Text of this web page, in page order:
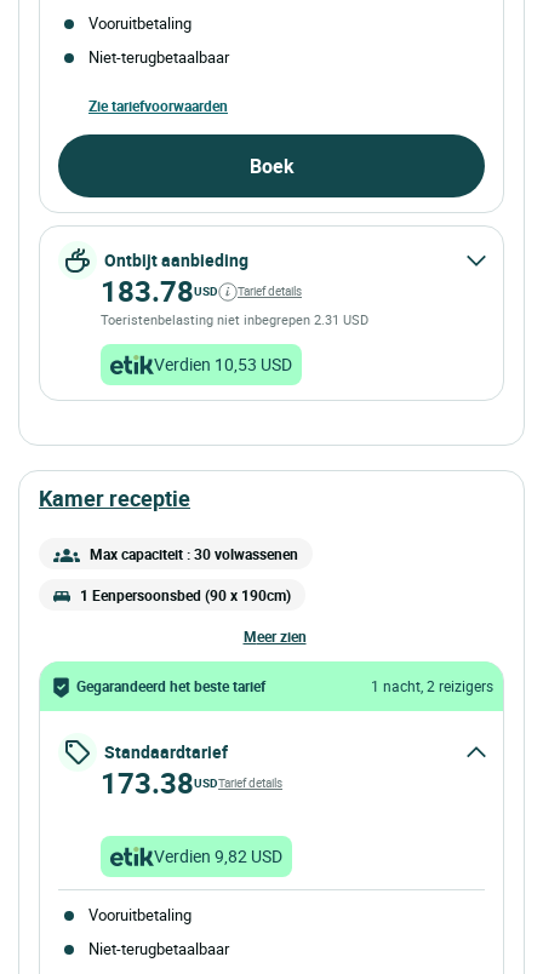
Vooruitbetaling
Niet-terugbetaalbaar
Zie tariefvoorwaarden
Boek
Ontbijt aanbieding
183.78USD Tarief details
Toeristenbelasting niet inbegrepen 2.31 USD
Verdien 10,53 USD
kamer receptie
Max capaciteit : 30 volwassenen
1 Eenpersoonsbed (90 x 190cm)
meer zien
Gegarandeerd het beste tarief 1 nacht, 2 reizigers
Standaardtarief
173.38USDTarief details
Verdien 9,82 USD
Vooruitbetaling
Niet-terugbetaalbaar